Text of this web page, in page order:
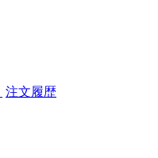
注文履歴